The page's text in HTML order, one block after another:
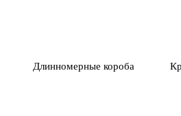
Длинномерные короба